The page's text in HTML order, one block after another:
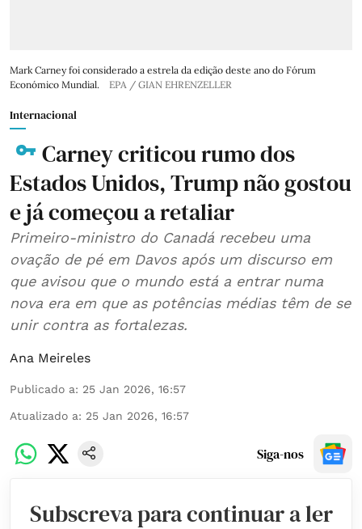
Mark Carney foi considerado a estrela da edição deste ano do Fórum
Económico Mundial.
EPA / GIAN EHRENZELLER
Internacional
Carney criticou rumo dos
Estados Unidos, Trump não gostou
e já começou a retaliar
Primeiro-ministro do Canadá recebeu uma
ovação de pé em Davos após um discurso em
que avisou que o mundo está a entrar numa
nova era em que as potências médias têm de se
unir contra as fortalezas.
Ana Meireles
Publicado a: 25 Jan 2026, 16:57
Atualizado a: 25 Jan 2026, 16:57
Siga-nos
Subscreva para continuar a ler